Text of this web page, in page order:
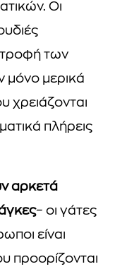
Οι
των
μόνο μερικά
χρειάζονται
πλήρεις
αρκετά
– οι γάτες
είναι
προορίζονται